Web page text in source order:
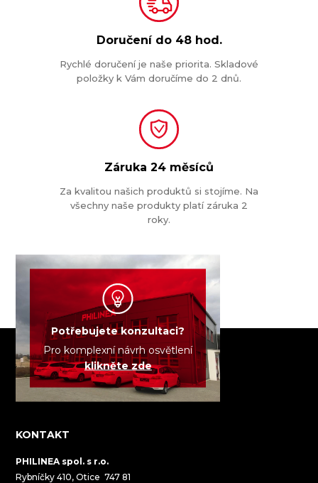
Doručení do 48 hod.
Rychlé doručení je naše priorita. Skladové
položky k Vám doručíme do 2 dnů.
Záruka 24 měsíců
Za kvalitou našich produktů si stojíme. Na
všechny naše produkty platí záruka 2
roky.
Potřebujete konzultaci?
Pro komplexní návrh osvětlení
klikněte zde
KONTAKT
PHILINEA spol. s r.o.
Rybníčky 410, Otice 747 81